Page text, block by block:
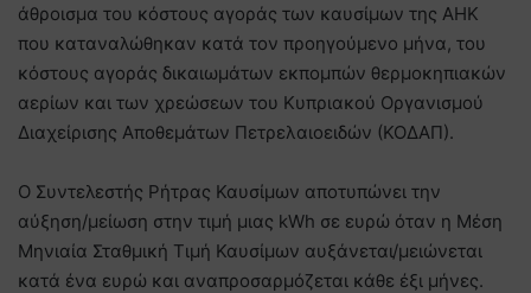
άθροισμα του κόστους αγοράς των καυσίμων της ΑΗΚ
που καταναλώθηκαν κατά τον προηγούμενο μήνα, του
κόστους αγοράς δικαιωμάτων εκπομπών θερμοκηπιακών
αερίων και των χρεώσεων του Κυπριακού Οργανισμού
Διαχείρισης Αποθεμάτων Πετρελαιοειδών (ΚΟΔΑΠ).
Ο Συντελεστής Ρήτρας Καυσίμων αποτυπώνει την
αύξηση/μείωση στην τιμή μιας kWh σε ευρώ όταν η Μέση
Μηνιαία Σταθμική Τιμή Καυσίμων αυξάνεται/μειώνεται
κατά ένα ευρώ και αναπροσαρμόζεται κάθε έξι μήνες.